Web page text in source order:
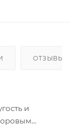
ОТЗЫВЫ
и